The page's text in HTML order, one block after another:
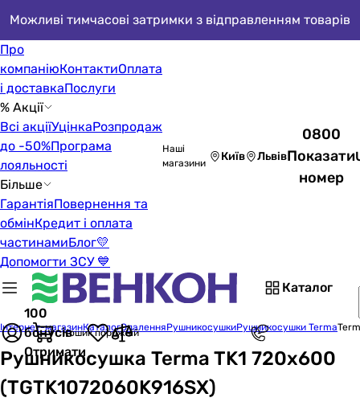
Можливі тимчасові затримки з відправленням товарів
Про
компаніюКонтактиОплата
і доставкаПослуги
% Акції
Всі акціїУцінкаРозпродаж
до -50%Програма
лояльності
Більше
ГарантіяПовернення та
обмінКредит і оплата
частинамиБлог💛
Допомогти ЗСУ 💙
Наші
магазини
Київ Львів
0800
Показати
номер
Каталог
100
бонусів
Отримати
Кошик порожній
Інтернет-магазинКаталогОпаленняРушникосушкиРушникосушки Terma
Рушникосушка Terma TK1 720x600
(TGTK1072060K916SX)